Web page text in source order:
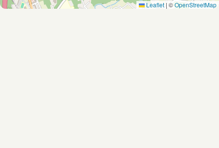
Leaflet | ©OpenStreetMap